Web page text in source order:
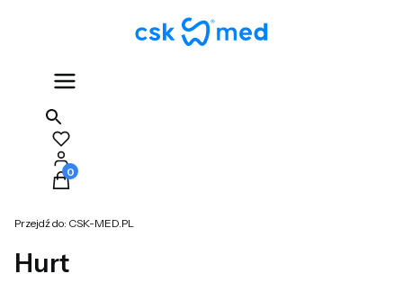
Produkty w koszyku: 0. Zobacz szczegóły
Przejdź do: CSK-MED.PL
Hurt